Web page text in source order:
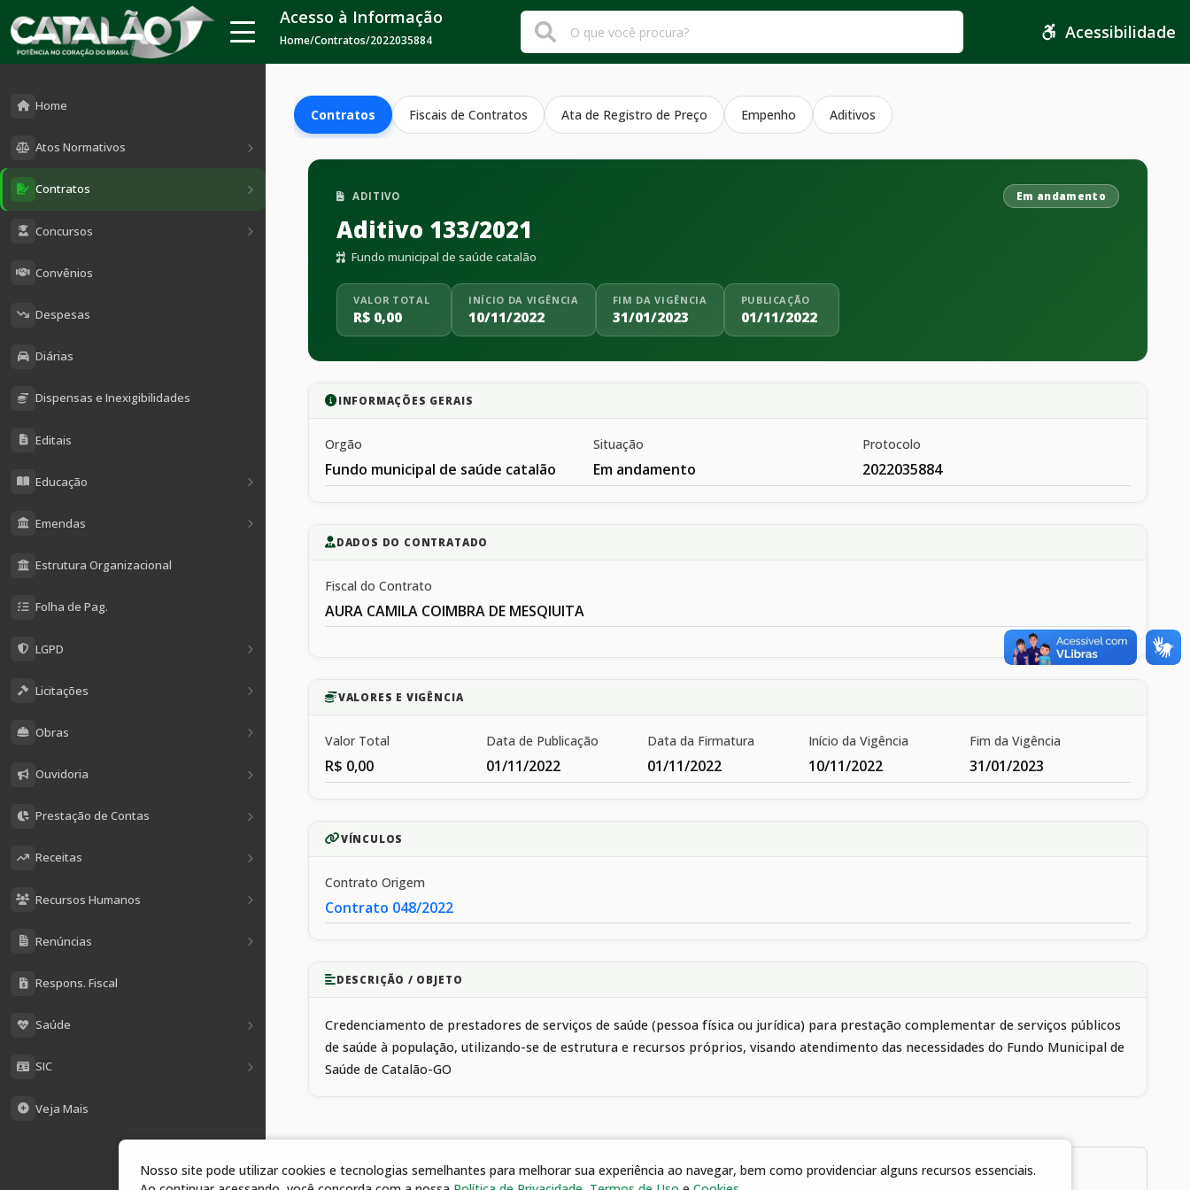
Home
Atos Normativos
Contratos
Concursos
Convênios
Despesas
Diárias
Dispensas e Inexigibilidades
Editais
Educação
Emendas
Estrutura Organizacional
Folha de Pag.
LGPD
Licitações
Obras
Ouvidoria
Prestação de Contas
Receitas
Recursos Humanos
Renúncias
Respons. Fiscal
Saúde
SIC
Veja Mais
Acesso à Informação
Home/Contratos/2022035884 Acessibilidade
Contratos Fiscais de Contratos Ata de Registro de Preço Empenho Aditivos
ADITIVO Em andamento
Aditivo 133/2021
Fundo municipal de saúde catalão
VALOR TOTAL
R$ 0,00
INÍCIO DA VIGÊNCIA
10/11/2022
FIM DA VIGÊNCIA
31/01/2023
PUBLICAÇÃO
01/11/2022
INFORMAÇÕES GERAIS
Orgão
Fundo municipal de saúde catalão
Situação
Em andamento
Protocolo
2022035884
DADOS DO CONTRATADO
Fiscal do Contrato
AURA CAMILA COIMBRA DE MESQIUITA
VALORES E VIGÊNCIA
Valor Total
R$ 0,00
Data de Publicação
01/11/2022
Data da Firmatura
01/11/2022
Início da Vigência
10/11/2022
Fim da Vigência
31/01/2023
VÍNCULOS
Contrato Origem
Contrato 048/2022
DESCRIÇÃO / OBJETO
Credenciamento de prestadores de serviços de saúde (pessoa física ou jurídica) para prestação complementar de serviços públicos
de saúde à população, utilizando-se de estrutura e recursos próprios, visando atendimento das necessidades do Fundo Municipal de
Saúde de Catalão-GO
1 arquivos
Nosso site pode utilizar cookies e tecnologias semelhantes para melhorar sua experiência ao navegar, bem como providenciar alguns recursos essenciais.